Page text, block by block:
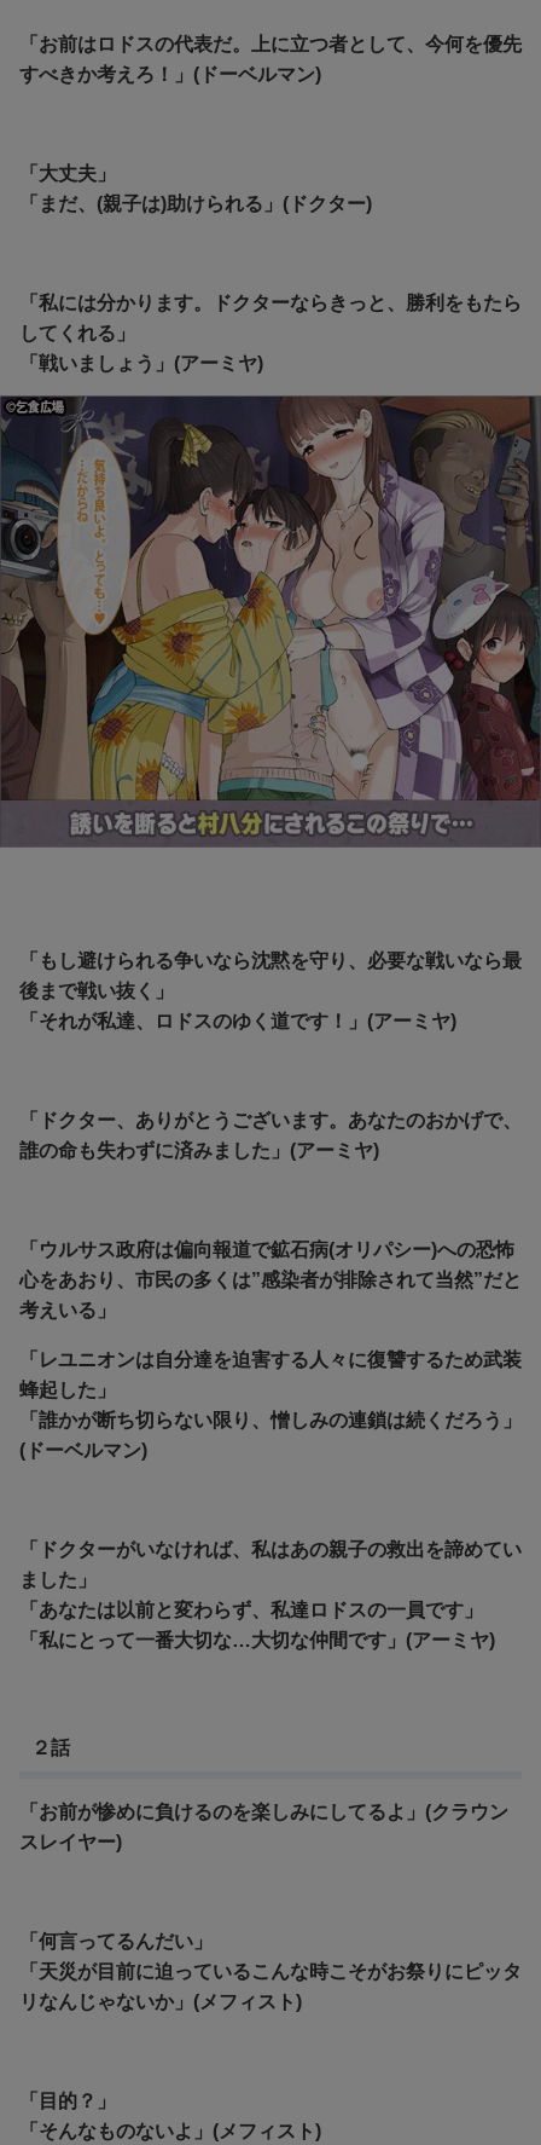
「お前はロドスの代表だ。上に立つ者として、今何を優先
すべきか考えろ！」(ドーベルマン)
「大丈夫」
「まだ、(親子は)助けられる」(ドクター)
「私には分かります。ドクターならきっと、勝利をもたら
してくれる」
「戦いましょう」(アーミヤ)
「もし避けられる争いなら沈黙を守り、必要な戦いなら最
後まで戦い抜く」
「それが私達、ロドスのゆく道です！」(アーミヤ)
「ドクター、ありがとうございます。あなたのおかげで、
誰の命も失わずに済みました」(アーミヤ)
「ウルサス政府は偏向報道で鉱石病(オリパシー)への恐怖
心をあおり、市民の多くは”感染者が排除されて当然”だと
考えいる」
「レユニオンは自分達を迫害する人々に復讐するため武装
蜂起した」
「誰かが断ち切らない限り、憎しみの連鎖は続くだろう」
(ドーベルマン)
「ドクターがいなければ、私はあの親子の救出を諦めてい
ました」
「あなたは以前と変わらず、私達ロドスの一員です」
「私にとって一番大切な…大切な仲間です」(アーミヤ)
２話
「お前が惨めに負けるのを楽しみにしてるよ」(クラウン
スレイヤー)
「何言ってるんだい」
「天災が目前に迫っているこんな時こそがお祭りにピッタ
リなんじゃないか」(メフィスト)
「目的？」
「そんなものないよ」(メフィスト)